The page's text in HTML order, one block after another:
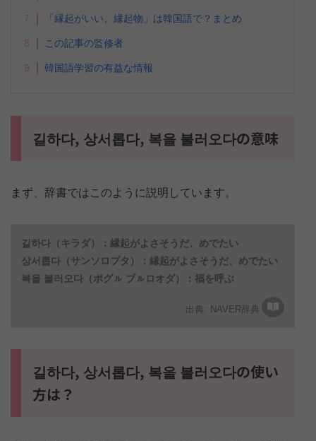
7 「縁起がいい、縁起物」は韓国語で？まとめ
8 この記事の監修者
9 韓国語学習の有益な情報
길하다, 상서롭다, 복을 불러오다の意味
まず、辞書ではこのように説明しています。
길하다（キラダ）：縁起がよさそうだ、めでたい
상서롭다（サンソロプタ）：縁起がよさそうだ、めでたい
복을 불러오다（ポグㇽ ブㇽロオダ）：福を呼ぶ
NAVER辞典
길하다, 상서롭다, 복을 불러오다の使い
方は？